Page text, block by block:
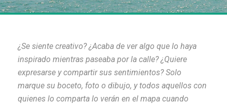
¿Se siente creativo? ¿Acaba de ver algo que lo haya
inspirado mientras paseaba por la calle? ¿Quiere
expresarse y compartir sus sentimientos? Solo
marque su boceto, foto o dibujo, y todos aquellos con
quienes lo comparta lo verán en el mapa cuando